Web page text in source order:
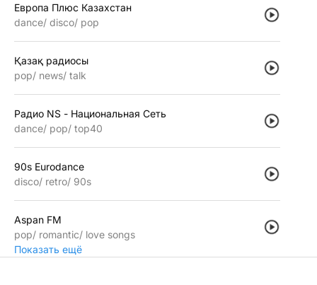
Европа Плюс Казахстан
dance disco pop
Қазақ радиосы
pop
news talk
Радио NS - Национальная Сеть
dance pop top40
90s Eurodance
disco retro 90s
Aspan FM
pop
romantic
love songs
Показать ещё